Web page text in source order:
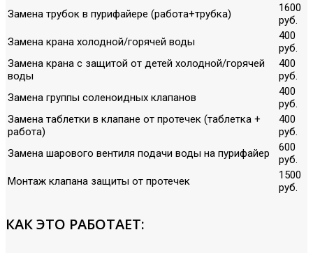
Замена трубок в пурифайере (работа+трубка)
1600
руб.
Замена крана холодной/горячей воды
400
руб.
Замена крана с защитой от детей холодной/горячей
воды
400
руб.
Замена группы соленоидных клапанов
400
руб.
Замена таблетки в клапане от протечек (таблетка +
работа)
400
руб.
Замена шарового вентиля подачи воды на пурифайер
600
руб.
Монтаж клапана защиты от протечек
1500
руб.
КАК ЭТО РАБОТАЕТ: